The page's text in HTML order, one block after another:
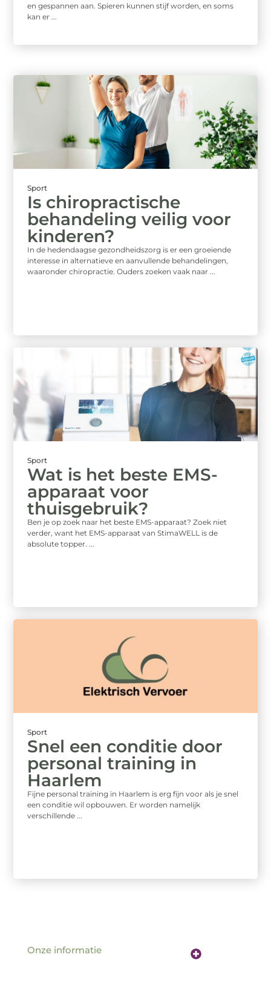
en gespannen aan. Spieren kunnen stijf worden, en soms
kan er ...
Sport
Is chiropractische
behandeling veilig voor
kinderen?
In de hedendaagse gezondheidszorg is er een groeiende
interesse in alternatieve en aanvullende behandelingen,
waaronder chiropractie. Ouders zoeken vaak naar ...
Sport
Wat is het beste EMS-
apparaat voor
thuisgebruik?
Ben je op zoek naar het beste EMS-apparaat? Zoek niet
verder, want het EMS-apparaat van StimaWELL is de
absolute topper. ...
Sport
Snel een conditie door
personal training in
Haarlem
Fijne personal training in Haarlem is erg fijn voor als je snel
een conditie wil opbouwen. Er worden namelijk
verschillende ...
Onze informatie